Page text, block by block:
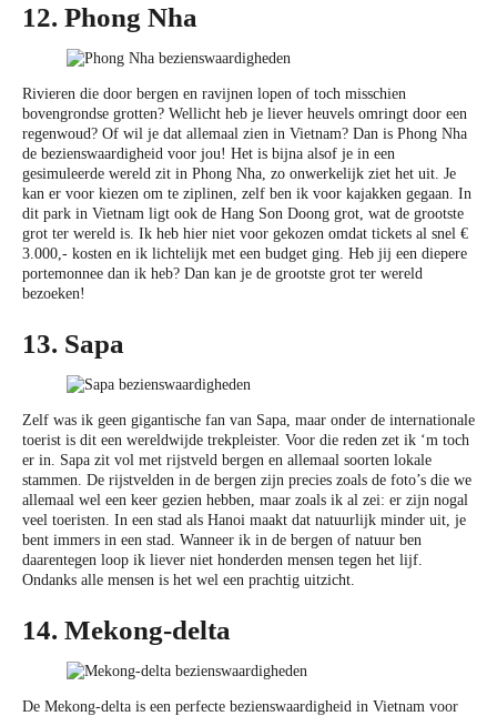
12. Phong Nha
Rivieren die door bergen en ravijnen lopen of toch misschien
bovengrondse grotten? Wellicht heb je liever heuvels omringt door een
regenwoud? Of wil je dat allemaal zien in Vietnam? Dan is Phong Nha
de bezienswaardigheid voor jou! Het is bijna alsof je in een
gesimuleerde wereld zit in Phong Nha, zo onwerkelijk ziet het uit. Je
kan er voor kiezen om te ziplinen, zelf ben ik voor kajakken gegaan. In
dit park in Vietnam ligt ook de Hang Son Doong grot, wat de grootste
grot ter wereld is. Ik heb hier niet voor gekozen omdat tickets al snel €
3.000,- kosten en ik lichtelijk met een budget ging. Heb jij een diepere
portemonnee dan ik heb? Dan kan je de grootste grot ter wereld
bezoeken!
13. Sapa
Zelf was ik geen gigantische fan van Sapa, maar onder de internationale
toerist is dit een wereldwijde trekpleister. Voor die reden zet ik ‘m toch
er in. Sapa zit vol met rijstveld bergen en allemaal soorten lokale
stammen. De rijstvelden in de bergen zijn precies zoals de foto’s die we
allemaal wel een keer gezien hebben, maar zoals ik al zei: er zijn nogal
veel toeristen. In een stad als Hanoi maakt dat natuurlijk minder uit, je
bent immers in een stad. Wanneer ik in de bergen of natuur ben
daarentegen loop ik liever niet honderden mensen tegen het lijf.
Ondanks alle mensen is het wel een prachtig uitzicht.
14. Mekong-delta
De Mekong-delta is een perfecte bezienswaardigheid in Vietnam voor